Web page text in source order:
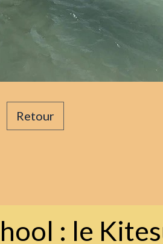
Retour
: le